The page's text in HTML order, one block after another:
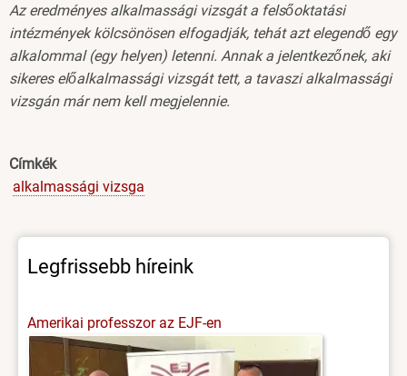
Az eredményes alkalmassági vizsgát a felsőoktatási
intézmények kölcsönösen elfogadják, tehát azt elegendő egy
alkalommal (egy helyen) letenni. Annak a jelentkezőnek, aki
sikeres előalkalmassági vizsgát tett, a tavaszi alkalmassági
vizsgán már nem kell megjelennie.
Címkék
alkalmassági vizsga
Legfrissebb híreink
Amerikai professzor az EJF-en